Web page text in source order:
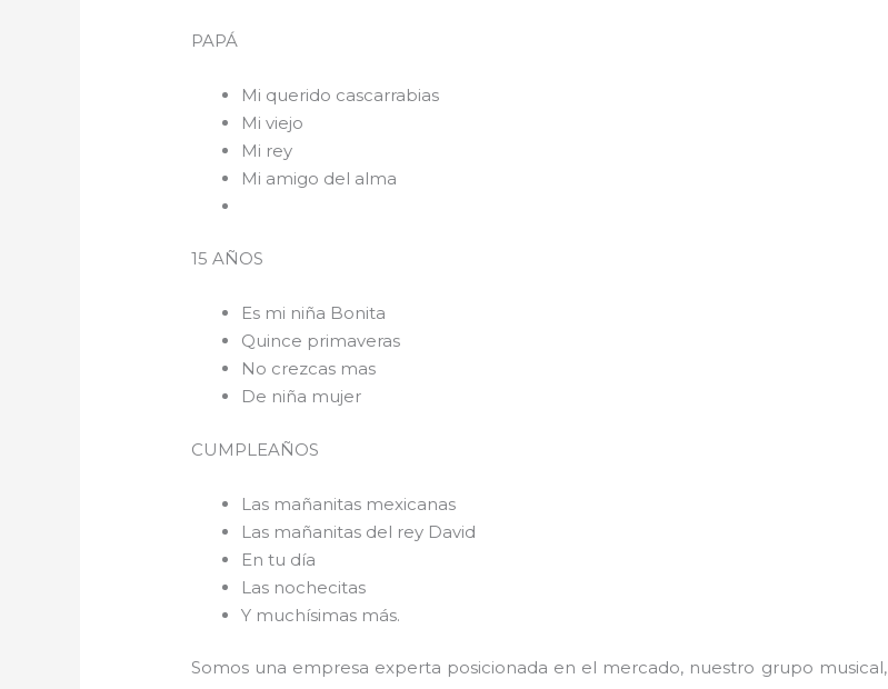
PAPÁ
Mi querido cascarrabias
Mi viejo
Mi rey
Mi amigo del alma
15 AÑOS
Es mi niña Bonita
Quince primaveras
No crezcas mas
De niña mujer
CUMPLEAÑOS
Las mañanitas mexicanas
Las mañanitas del rey David
En tu día
Las nochecitas
Y muchísimas más.
Somos una empresa experta posicionada en el mercado, nuestro grupo musical,